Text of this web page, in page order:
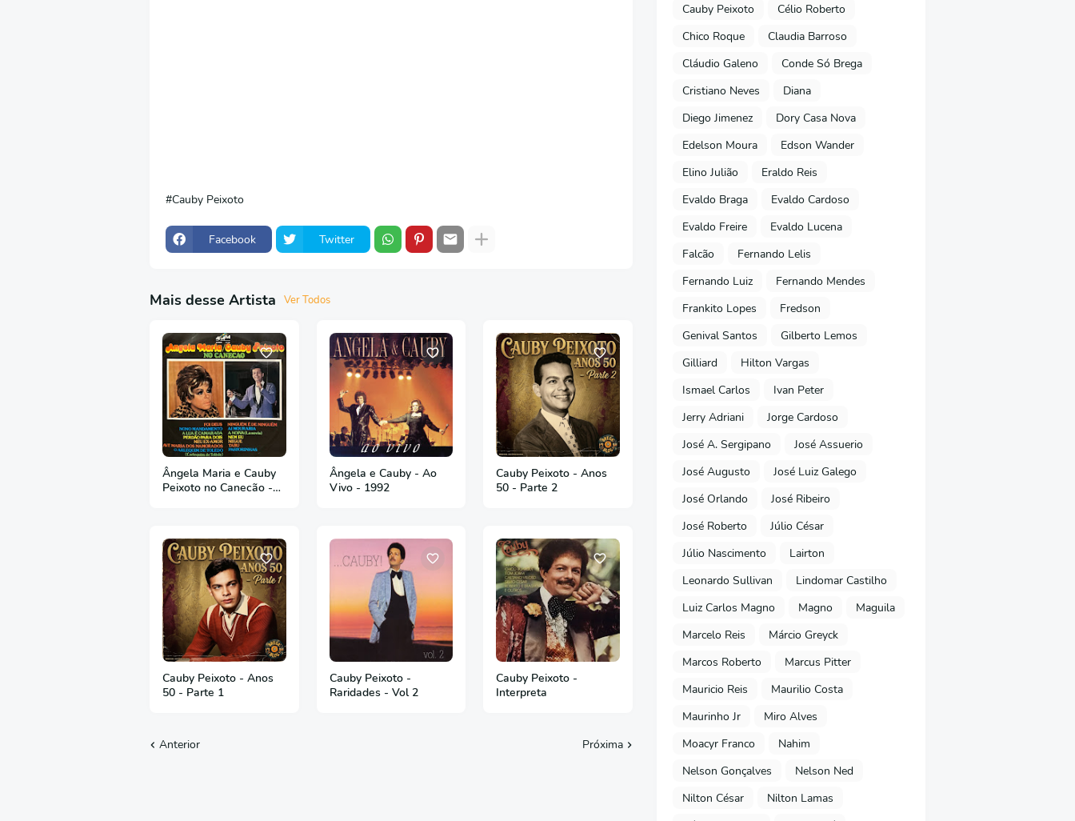
Cauby Peixoto
Facebook Twitter
Mais desse Artista Ver Todos
Ângela Maria e Cauby
Peixoto no Canecão -
Ângela e Cauby - Ao
Vivo - 1992
Cauby Peixoto - Anos
50 - Parte 2
Cauby Peixoto - Anos
50 - Parte 1
Cauby Peixoto -
Raridades - Vol 2
Cauby Peixoto -
Interpreta
Anterior Próxima
Cauby Peixoto
Célio Roberto
Chico Roque
Claudia Barroso
Cláudio Galeno
Conde Só Brega
Cristiano Neves
Diana
Diego Jimenez
Dory Casa Nova
Edelson Moura
Edson Wander
Elino Julião
Eraldo Reis
Evaldo Braga
Evaldo Cardoso
Evaldo Freire
Evaldo Lucena
Falcão
Fernando Lelis
Fernando Luiz
Fernando Mendes
Frankito Lopes
Fredson
Genival Santos
Gilberto Lemos
Gilliard
Hilton Vargas
Ismael Carlos
Ivan Peter
Jerry Adriani
Jorge Cardoso
José A. Sergipano
José Assuerio
José Augusto
José Luiz Galego
José Orlando
José Ribeiro
José Roberto
Júlio César
Júlio Nascimento
Lairton
Leonardo Sullivan
Lindomar Castilho
Luiz Carlos Magno
Magno
Maguila
Marcelo Reis
Márcio Greyck
Marcos Roberto
Marcus Pitter
Mauricio Reis
Maurilio Costa
Maurinho Jr
Miro Alves
Moacyr Franco
Nahim
Nelson Gonçalves
Nelson Ned
Nilton César
Nilton Lamas